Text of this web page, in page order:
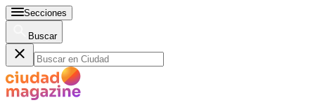
Secciones
Buscar